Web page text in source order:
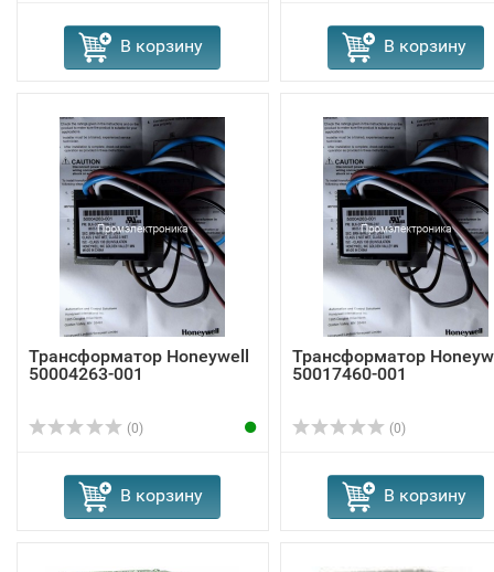
В корзину В корзину
Трансформатор Honeywell
50004263-001
(0)
В корзину
Трансформатор
50017460-001
(0)
В корзину